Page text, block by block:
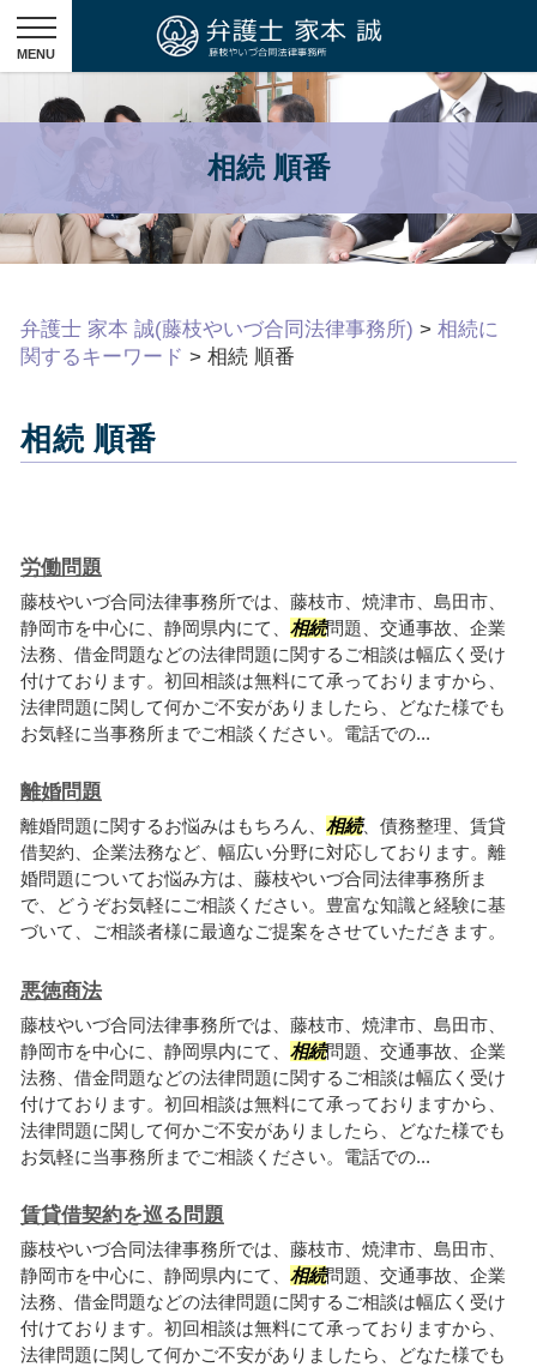
相続 順番
弁護士 家本 誠(藤枝やいづ合同法律事務所) > 相続に
関するキーワード > 相続 順番
相続 順番
労働問題
藤枝やいづ合同法律事務所では、藤枝市、焼津市、島田市、
静岡市を中心に、静岡県内にて、 相続問題、交通事故、企業
法務、借金問題などの法律問題に関するご相談は幅広く受け
付けております。初回相談は無料にて承っておりますから、
法律問題に関して何かご不安がありましたら、どなた様でも
お気軽に当事務所までご相談ください。電話での...
離婚問題
離婚問題に関するお悩みはもちろん、 相続、債務整理、賃貸
借契約、企業法務など、幅広い分野に対応しております。離
婚問題についてお悩み方は、藤枝やいづ合同法律事務所ま
で、どうぞお気軽にご相談ください。豊富な知識と経験に基
づいて、ご相談者様に最適なご提案をさせていただきます。
悪徳商法
藤枝やいづ合同法律事務所では、藤枝市、焼津市、島田市、
静岡市を中心に、静岡県内にて、 相続問題、交通事故、企業
法務、借金問題などの法律問題に関するご相談は幅広く受け
付けております。初回相談は無料にて承っておりますから、
法律問題に関して何かご不安がありましたら、どなた様でも
お気軽に当事務所までご相談ください。電話での...
賃貸借契約を巡る問題
藤枝やいづ合同法律事務所では、藤枝市、焼津市、島田市、
静岡市を中心に、静岡県内にて、 相続問題、交通事故、企業
法務、借金問題などの法律問題に関するご相談は幅広く受け
付けております。初回相談は無料にて承っておりますから、
法律問題に関して何かご不安がありましたら、どなた様でも